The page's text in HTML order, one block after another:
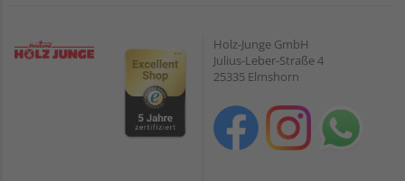
Holz-Junge GmbH
Julius-Leber-Straße 4
25335 Elmshorn